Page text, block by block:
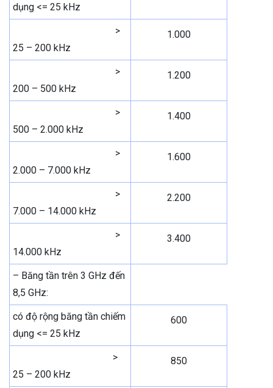
dụng <= 25 kHz
>
25 – 200 kHz
1.000
>
200 – 500 kHz
1.200
>
500 – 2.000 kHz
1.400
>
2.000 – 7.000 kHz
1.600
>
7.000 – 14.000 kHz
2.200
>
14.000 kHz
3.400
– Băng tần trên 3 GHz đến
8,5 GHz:
có độ rộng băng tần chiếm
dụng <= 25 kHz
600
>
25 – 200 kHz
850